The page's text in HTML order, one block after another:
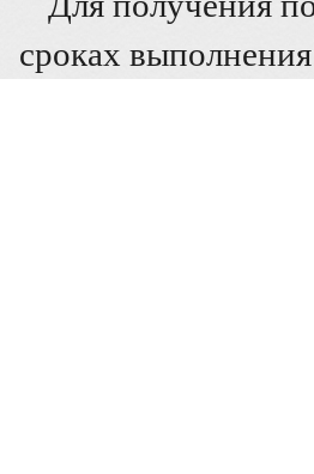
сроках